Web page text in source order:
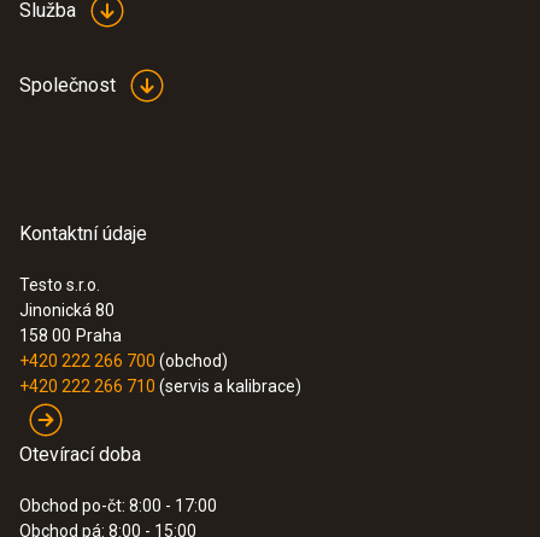
Služba
Společnost
Kontaktní údaje
Testo s.r.o.
Jinonická 80
158 00 Praha
+420 222 266 700 (obchod)
+420 222 266 710 (servis a kalibrace)
Otevírací doba
Obchod po-čt: 8:00 - 17:00
Obchod pá: 8:00 - 15:00